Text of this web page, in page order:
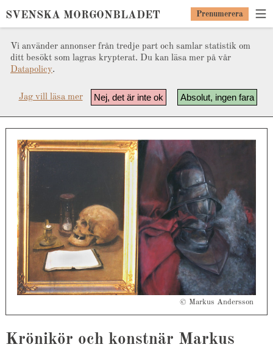
Vi använder annonser från tredje part och samlar statistik om
ditt besökt som lagras krypterat. Du kan läsa mer på vår
Datapolicy.
Absolut, ingen fara
Nej, det är inte ok
Jag vill läsa mer
SVENSKA MORGONBLADET Prenumerera
© Markus Andersson
Krönikör och konstnär Markus